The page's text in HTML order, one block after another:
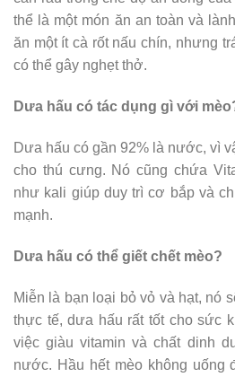
thể là một món ăn an toàn và
ăn một ít cà rốt nấu chín, nhưng
có thể gây nghẹt thở.
Dưa hấu có tác dụng gì với
Dưa hấu có gần 92% là nước, vì
cho thú cưng. Nó cũng chứa
như kali giúp duy trì cơ bắp và
mạnh.
Dưa hấu có thể giết chết mèo?
Miễn là bạn loại bỏ vỏ và hạt, nó
thực tế, dưa hấu rất tốt cho sức
việc giàu vitamin và chất dinh
nước. Hầu hết mèo không uống